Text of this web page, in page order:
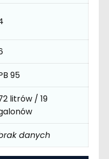
95
litrów / 19
danych